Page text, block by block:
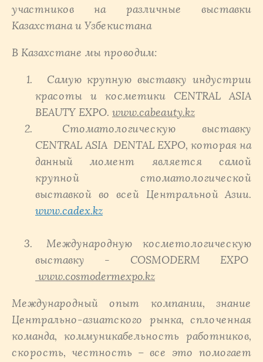
участников на различные выставки
Казахстана и Узбекистана
В Казахстане мы проводим:
Самую крупную выставку индустрии
красоты и косметики CENTRAL ASIA
BEAUTY EXPO. www.cabeauty.kz
Стоматологическую выставку
CENTRAL ASIA DENTAL EXPO, которая на
данный момент является самой
крупной стоматологической
выставкой во всей Центральной Азии.
www.cadex.kz
Международную косметологическую
выставку - COSMODERM EXPO
www.cosmodermexpo.kz
Международный опыт компании, знание
Центрально-азиатского рынка, сплоченная
команда, коммуникабельность работников,
скорость, честность – все это помогает